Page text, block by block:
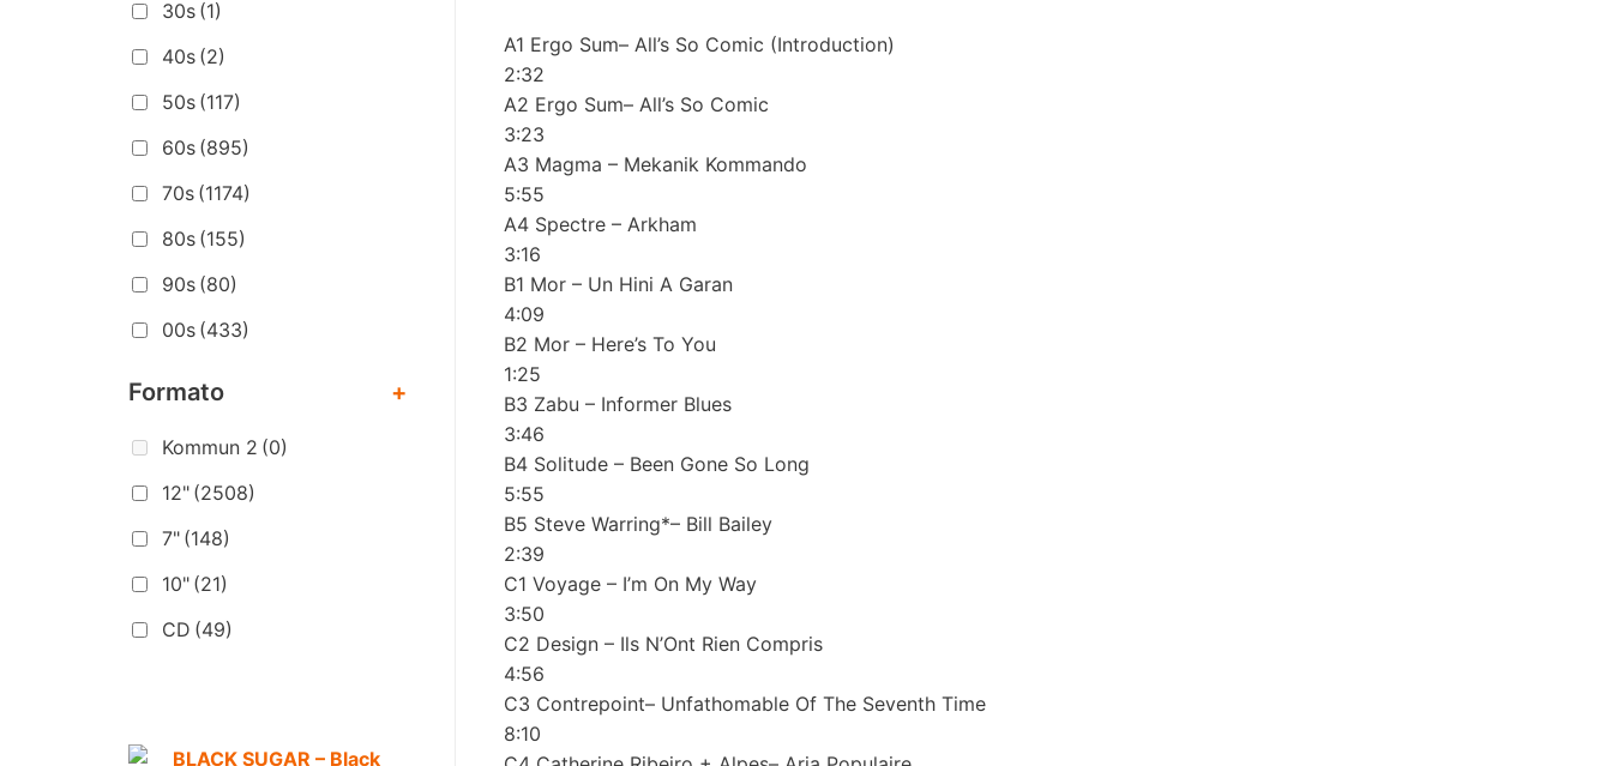
30s (1)
40s (2)
50s (117)
60s (895)
70s (1174)
80s (155)
90s (80)
00s (433)
Formato +
Kommun 2 (0)
12" (2508)
7" (148)
10" (21)
CD (49)
A1 Ergo Sum– All’s So Comic (Introduction)
2:32
A2 Ergo Sum– All’s So Comic
3:23
A3 Magma – Mekanik Kommando
5:55
A4 Spectre – Arkham
3:16
B1 Mor – Un Hini A Garan
4:09
B2 Mor – Here’s To You
1:25
B3 Zabu – Informer Blues
3:46
B4 Solitude – Been Gone So Long
5:55
B5 Steve Warring*– Bill Bailey
2:39
C1 Voyage – I’m On My Way
3:50
C2 Design – Ils N’Ont Rien Compris
4:56
C3 Contrepoint– Unfathomable Of The Seventh Time
8:10